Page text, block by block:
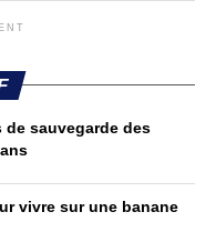
sauvegarde des
vivre sur une banane